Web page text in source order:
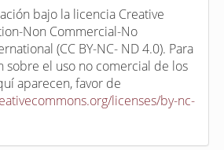
bajo la licencia Creative
Non Commercial-No
(CC BY-NC- ND 4.0). Para
sobre el uso no comercial de los
aparecen, favor de
licenses/by-nc-